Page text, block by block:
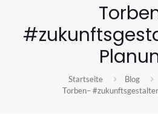
Startseite Blog
Torben–